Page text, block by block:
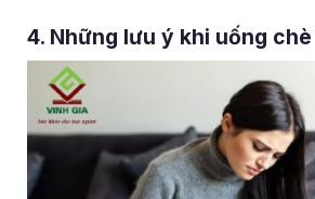
4. Những lưu ý khi uống